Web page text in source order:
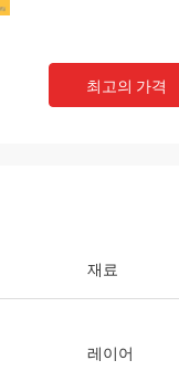
최고의 가격
재료
레이어